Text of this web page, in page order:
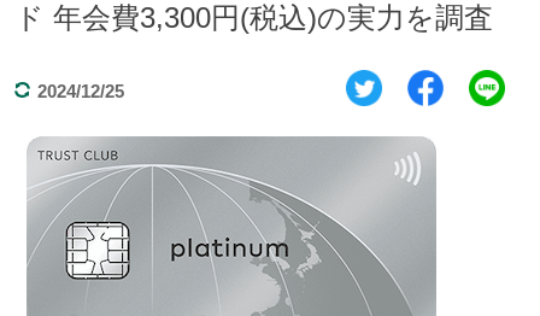
ド 年会費3,300円(税込)の実力を調査
2024/12/25